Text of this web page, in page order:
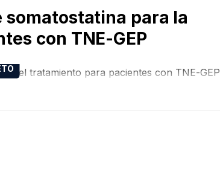
somatostatina para la
con TNE-GEP
del tratamiento para pacientes con TNE-GEP